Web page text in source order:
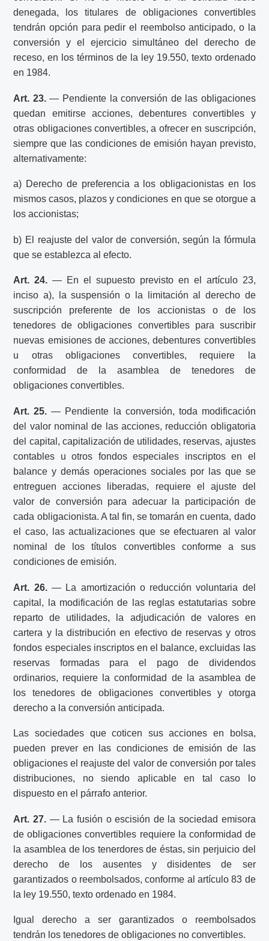
denegada, los titulares de obligaciones convertibles
tendrán opción para pedir el reembolso anticipado, o la
conversión y el ejercicio simultáneo del derecho de
receso, en los términos de la ley 19.550, texto ordenado
en 1984.
Art. 23.— Pendiente la conversión de las obligaciones
quedan emitirse acciones, debentures convertibles y
otras obligaciones convertibles, a ofrecer en suscripción,
siempre que las condiciones de emisión hayan previsto,
alternativamente:
a) Derecho de preferencia a los obligacionistas en los
mismos casos, plazos y condiciones en que se otorgue a
los accionistas;
b) El reajuste del valor de conversión, según la fórmula
que se establezca al efecto.
Art. 24. — En el supuesto previsto en el artículo 23,
inciso a), la suspensión o la limitación al derecho de
suscripción preferente de los accionistas o de los
tenedores de obligaciones convertibles para suscribir
nuevas emisiones de acciones, debentures convertibles
u otras obligaciones convertibles, requiere la
conformidad de la asamblea de tenedores de
obligaciones convertibles.
Art. 25. — Pendiente la conversión, toda modificación
del valor nominal de las acciones, reducción obligatoria
del capital, capitalización de utilidades, reservas, ajustes
contables u otros fondos especiales inscriptos en el
balance y demás operaciones sociales por las que se
entreguen acciones liberadas, requiere el ajuste del
valor de conversión para adecuar la participación de
cada obligacionista. A tal fin, se tomarán en cuenta, dado
el caso, las actualizaciones que se efectuaren al valor
nominal de los títulos convertibles conforme a sus
condiciones de emisión.
Art. 26.— La amortización o reducción voluntaria del
capital, la modificación de las reglas estatutarias sobre
reparto de utilidades, la adjudicación de valores en
cartera y la distribución en efectivo de reservas y otros
fondos especiales inscriptos en el balance, excluidas las
reservas formadas para el pago de dividendos
ordinarios, requiere la conformidad de la asamblea de
los tenedores de obligaciones convertibles y otorga
derecho a la conversión anticipada.
Las sociedades que coticen sus acciones en bolsa,
pueden prever en las condiciones de emisión de las
obligaciones el reajuste del valor de conversión por tales
distribuciones, no siendo aplicable en tal caso lo
dispuesto en el párrafo anterior.
Art. 27. — La fusión o escisión de la sociedad emisora
de obligaciones convertibles requiere la conformidad de
la asamblea de los tenerdores de éstas, sin perjuicio del
derecho de los ausentes y disidentes de ser
garantizados o reembolsados, conforme al artículo 83 de
la ley 19.550, texto ordenado en 1984.
Igual derecho a ser garantizados o reembolsados
tendrán los tenedores de obligaciones no convertibles.